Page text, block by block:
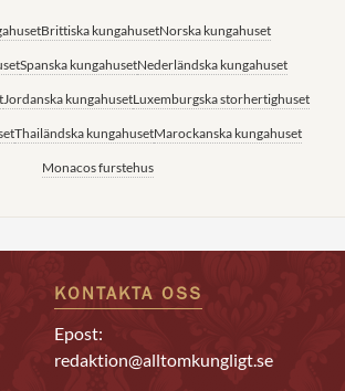
Brittiska kungahusetNorska kungahuset
Spanska kungahusetNederländska kungahuset
Jordanska kungahusetLuxemburgska storhertighuset
Thailändska kungahusetMarockanska kungahuset
Monacos furstehus
KONTAKTA OSS
Epost:
redaktion@alltomkungligt.se